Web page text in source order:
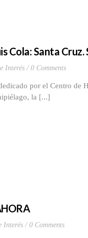
Cola: Santa Cruz.
Interés 0 Comments
por el Centro de
la [...]
Interés 0 Comments